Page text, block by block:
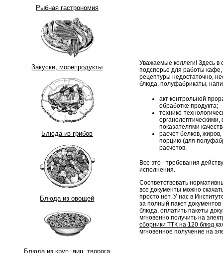
Рыбная гастрономия
Закуски, морепродукты
Блюда из грибов
Блюда из овощей
Блюда из круп, яиц, творога
Уважаемые коллеги! Здесь
подспорье для работы
рецептуры недостаточно,
блюда, полуфабрикаты,
акт контрольной
обработке продукта;
технико-
показателями
расчет белков,
порцию (для
расчетов.
Все это - требования
исполнения.
Соответствовать
все документы можно
просто нет. У нас в
за полный пакет документов
блюда, оплатить пакеты
мгновенно получить на
сборники ТТК на 120 блюд
мгновенное получение на